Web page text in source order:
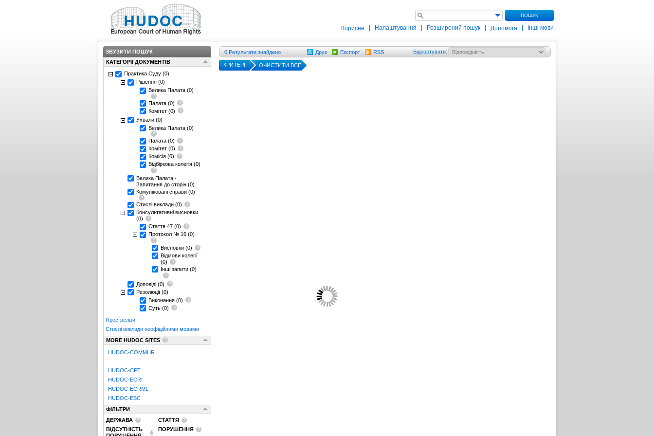
ПОШУК
Корисне Налаштування Розширений пошук Допомога Інші мови
ЗВУЗИТИ ПОШУК
КАТЕГОРІЇ ДОКУМЕНТІВ
Практика Суду (0)
Рішення (0)
Велика Палата (0)
Палата (0)
Комітет (0)
Ухвали (0)
Велика Палата (0)
Палата (0)
Комітет (0)
Комісія (0)
Відбіркова колегія (0)
Велика Палата -
Запитання до сторін (0)
Комуніковані справи (0)
Стислі виклади (0)
Консультативні висновки
(0)
Стаття 47 (0)
Протокол № 16 (0)
Висновки (0)
Відмови колегії
(0)
Інші запити (0)
Доповіді (0)
Резолюції (0)
Виконання (0)
Суть (0)
Прес-релізи
Стислі виклади неофіційними мовами
MORE HUDOC SITES
HUDOC-COMMHR
HUDOC-CPT
HUDOC-ECRI
HUDOC-ECRML
HUDOC-ESC
ФІЛЬТРИ
ДЕРЖАВА
СТАТТЯ
ВІДСУТНІСТЬ
ПОРУШЕННЯ
0 Результати знайдено Друк Експорт RSS Відсортувати:
КРИТЕРІЇ ОЧИСТИТИ ВСЕ